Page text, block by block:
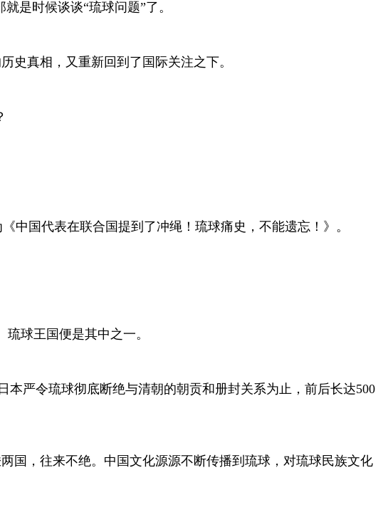
是时候谈谈“琉球问题”了。
史真相，又重新回到了国际关注之下。
中国代表在联合国提到了冲绳！琉球痛史，不能遗忘！》。
球王国便是其中之一。
本严令琉球彻底断绝与清朝的朝贡和册封关系为止，前后长达500
国，往来不绝。中国文化源源不断传播到琉球，对琉球民族文化